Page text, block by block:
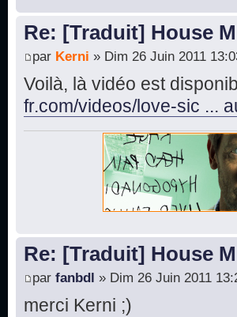
Re: [Traduit] House
par Kerni » Dim 26 Juin 2011
Voilà, là vidéo est
fr.com/videos/love-sic ...
Re: [Traduit] House
par fanbdl » Dim 26 Juin 2011
merci Kerni ;)